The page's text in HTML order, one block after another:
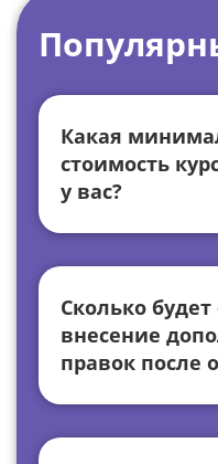
Какая
стоимость
у вас?
Сколько будет
внесение
правок после